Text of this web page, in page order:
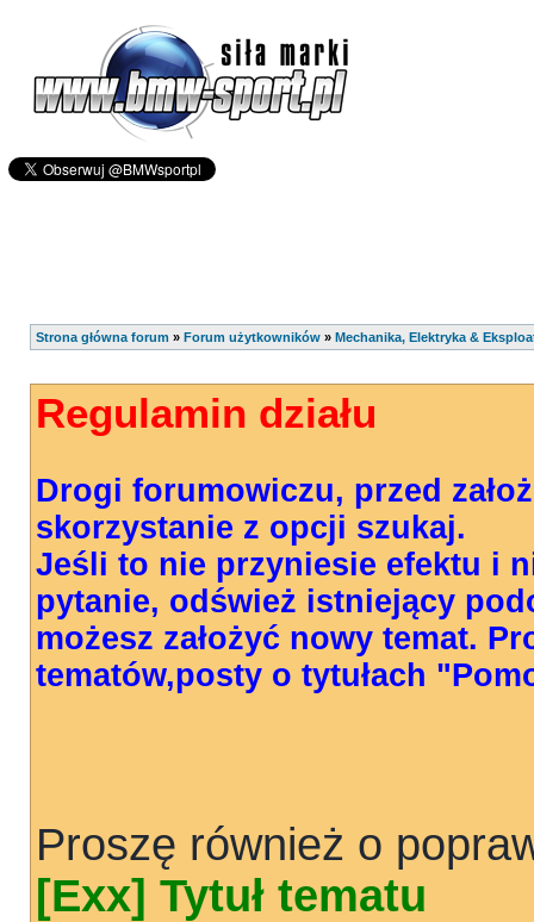
Strona główna forum » Forum użytkowników » Mechanika, Elektryka &
Regulamin działu
Drogi forumowiczu, przed
skorzystanie z opcji szukaj.
Jeśli to nie przyniesie efektu i
pytanie, odśwież istniejący
możesz założyć nowy temat.
tematów,posty o tytułach
Proszę również o
[Exx] Tytuł tematu